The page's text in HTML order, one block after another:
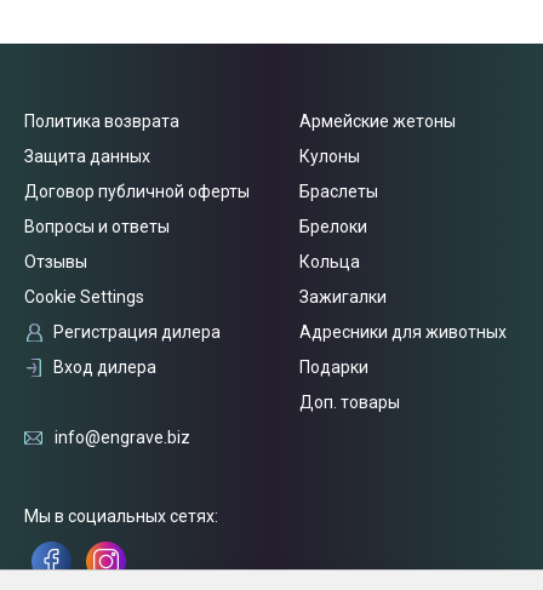
Политика возврата
Защита данных
Договор публичной оферты
Вопросы и ответы
Отзывы
Cookie Settings
Регистрация дилера
Вход дилера
Армейские жетоны
Кулоны
Браслеты
Брелоки
Кольца
Зажигалки
Адресники для животных
Подарки
Доп. товары
info@engrave.biz
Мы в социальных сетях: